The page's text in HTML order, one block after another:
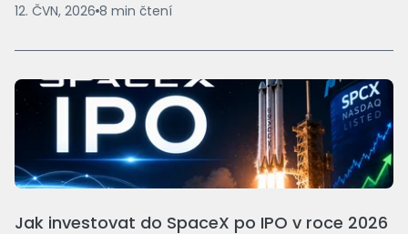
12. ČVN, 2026 8 min čtení
Jak investovat do SpaceX po IPO v roce 2026